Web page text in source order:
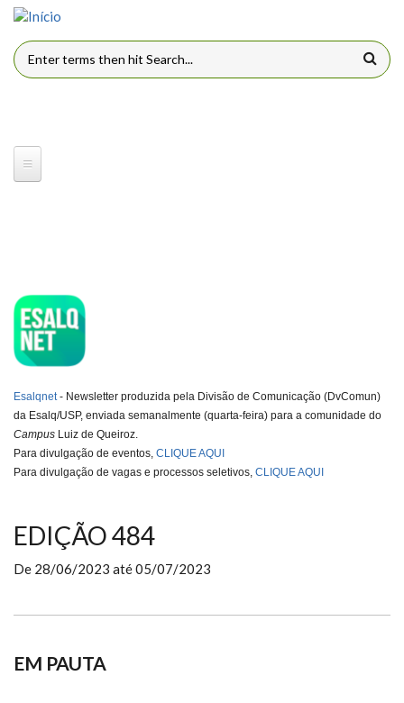
Pular para o conteúdo principal
FORMULÁRIO DE BUSCA
ESQLNET
Esalqnet- Newsletter produzida pela Divisão de Comunicação (DvComun)
da Esalq/USP, enviada semanalmente (quarta-feira) para a comunidade do
Campus Luiz de Queiroz.
Para divulgação de eventos, CLIQUE AQUI
Para divulgação de vagas e processos seletivos, CLIQUE AQUI
EDIÇÃO 484
De 28/06/2023 até05/07/2023
EM PAUTA